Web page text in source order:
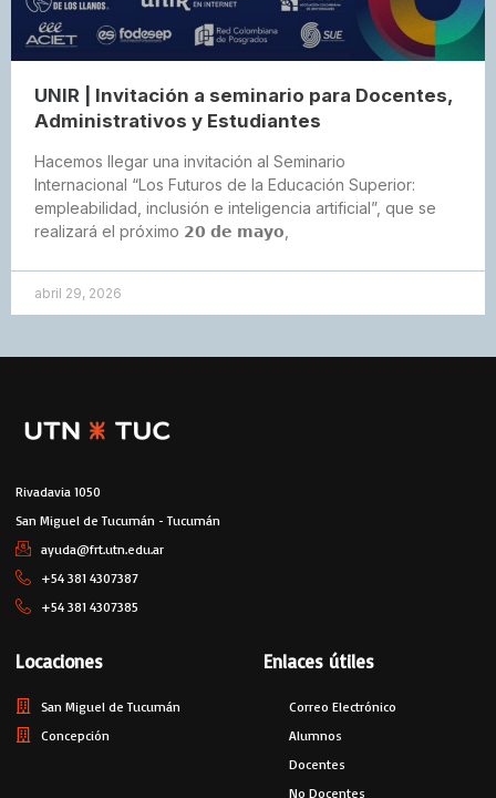
UNIR | Invitación a seminario para Docentes,
Administrativos y Estudiantes
Hacemos llegar una invitación al Seminario
Internacional “Los Futuros de la Educación Superior:
empleabilidad, inclusión e inteligencia artificial”, que se
realizará el próximo 𝟮𝟬 𝗱𝗲 𝗺𝗮𝘆𝗼,
abril 29, 2026
Rivadavia 1050
San Miguel de Tucumán - Tucumán
ayuda@frt.utn.edu.ar
+54 381 4307387
+54 381 4307385
Locaciones
San Miguel de Tucumán
Concepción
Enlaces útiles
Correo Electrónico
Alumnos
Docentes
No Docentes